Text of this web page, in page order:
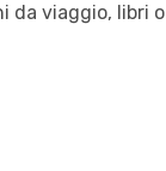
da viaggio, libri o